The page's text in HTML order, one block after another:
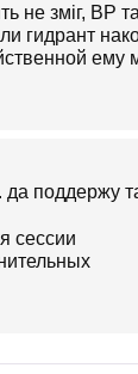
не зміг, ВР
гидрант
поддержу